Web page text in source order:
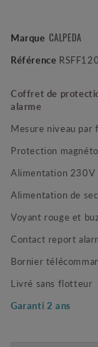
Marque CALPEDA
Référence
Coffret de
alarme
Mesure niveau
Protection
Alimentation 230V
Alimentation de
Voyant rouge et
Contact report
Bornier
Livré sans flotteur
Garanti 2 ans